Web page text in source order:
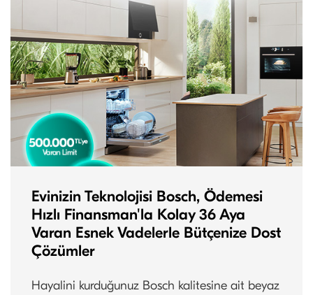
Evinizin Teknolojisi Bosch, Ödemesi
Hızlı Finansman'la Kolay 36 Aya
Varan Esnek Vadelerle Bütçenize Dost
Çözümler
Hayalini kurduğunuz Bosch kalitesine ait beyaz